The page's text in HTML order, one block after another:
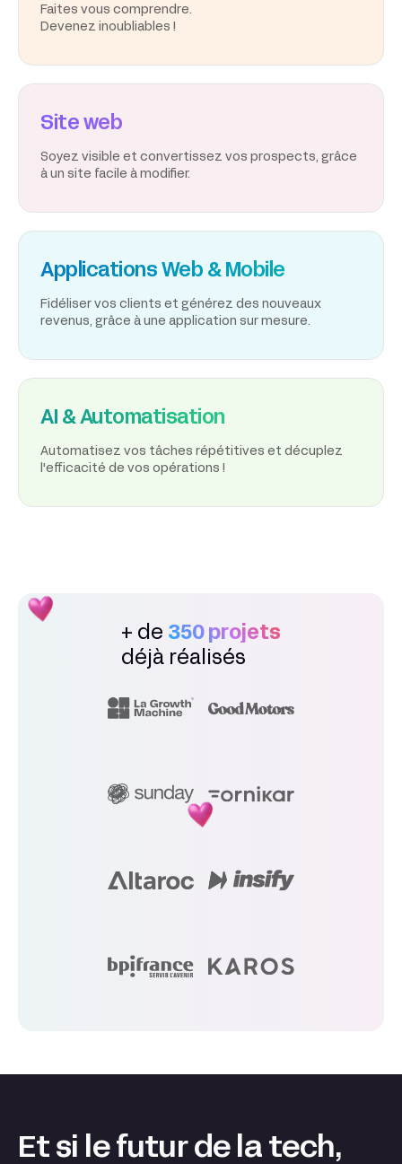
Faites vous comprendre.
Devenez inoubliables !
Site web
Soyez visible et convertissez vos prospects, grâce
à un site facile à modifier.
Applications Web & Mobile
Fidéliser vos clients et générez des nouveaux
revenus, grâce à une application sur mesure.
AI & Automatisation
Automatisez vos tâches répétitives et décuplez
l'efficacité de vos opérations !
+ de 350 projets
déjà réalisés
Et si le futur de la tech,